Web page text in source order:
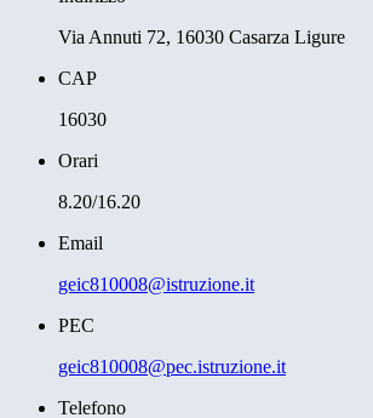
Via Annuti 72, 16030 Casarza Ligure
CAP
16030
Orari
8.20/16.20
Email
geic810008@istruzione.it
PEC
geic810008@pec.istruzione.it
Telefono